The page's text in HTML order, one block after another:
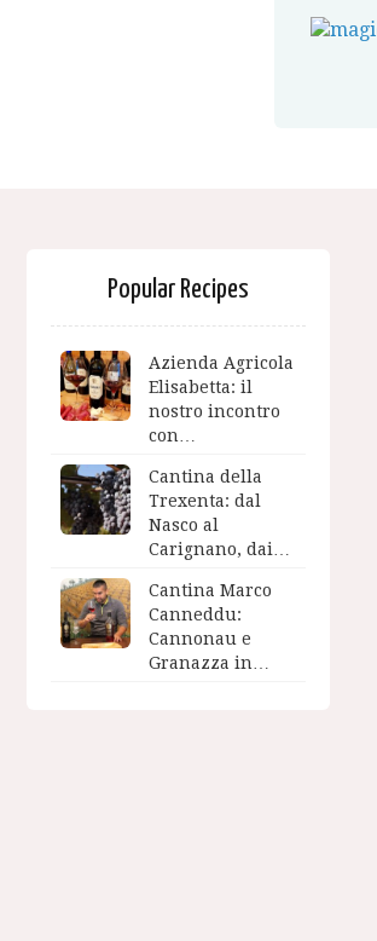
Popular Recipes
Azienda Agricola
Elisabetta: il
nostro incontro
con…
Cantina della
Trexenta: dal
Nasco al
Carignano, dai…
Cantina Marco
Canneddu:
Cannonau e
Granazza in…